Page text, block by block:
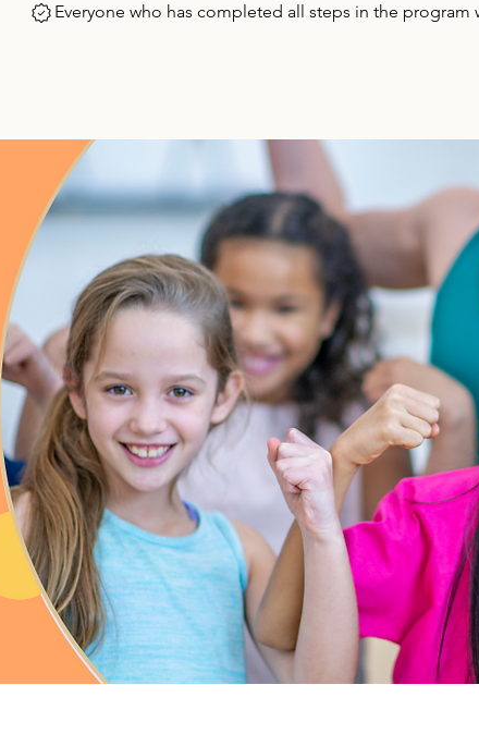
Everyone who has completed all steps in the program